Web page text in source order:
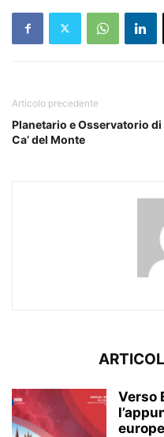
Articolo precedente
Planetario e Osservatorio di
Ca’ del Monte
Verso